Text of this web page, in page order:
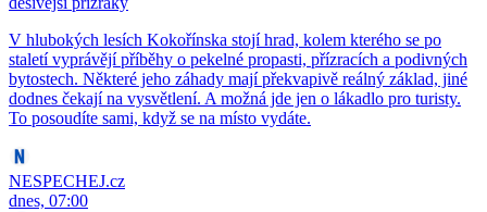
V hlubokých lesích Kokořínska stojí hrad, kolem kterého se po
staletí vyprávějí příběhy o pekelné propasti, přízracích a podivných
bytostech. Některé jeho záhady mají překvapivě reálný základ, jiné
dodnes čekají na vysvětlení. A možná jde jen o lákadlo pro turisty.
To posoudíte sami, když se na místo vydáte.
NESPECHEJ.cz
dnes, 07:00